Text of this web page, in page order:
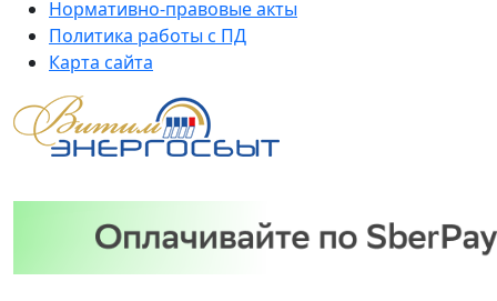
Нормативно-правовые акты
Политика работы с ПД
Карта сайта